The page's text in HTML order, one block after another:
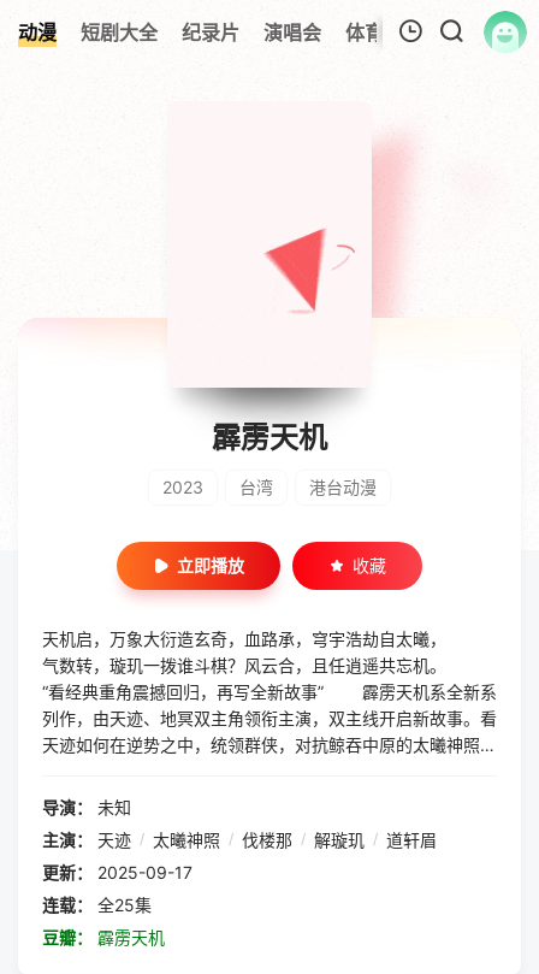
动漫 短剧大全 纪录片 演唱会 体育赛事 伦理片
暂无观看影片的记录
霹雳天机
2023 台湾 港台动漫
立即播放 收藏
天机启，万象大衍造玄奇，血路承，穹宇浩劫自太曦，
气数转，璇玑一拨谁斗棋？风云合，且任逍遥共忘机。
“看经典重角震撼回归，再写全新故事” 霹雳天机系全新系
列作，由天迹、地冥双主角领衔主演，双主线开启新故事。看
天迹如何在逆势之中，统领群侠，对抗鲸吞中原的太曦神照。
身，又将翻搅何等风云？ “看新人鹊起引领风骚，谱写恩
辉。看一剑忘机道轩眉飘然入世，将为未来武林，扭转何等乾
坤？看暗潮冷啸伐楼那踏入苦境，他要如何寻得圣焰之源，解
救家国之变？更看白垩旷野的占星师――星桥引者解璇玑，如
何游走正邪之间，卜测天下之谜。 “看枭雄叱咤并起，播
导演：
未知
主演：
天迹 / 太曦神照 / 伐楼那 / 解璇玑 / 道轩眉
更新：
2025-09-17
连载：
全25集
豆瓣：
霹雳天机